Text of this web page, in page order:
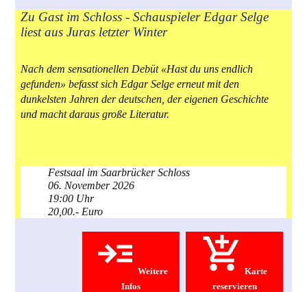
Zu Gast im Schloss - Schauspieler Edgar Selge
liest aus Juras letzter Winter
Nach dem sensationellen Debüt «Hast du uns endlich
gefunden» befasst sich Edgar Selge erneut mit den
dunkelsten Jahren der deutschen, der eigenen Geschichte
und macht daraus große Literatur.
Festsaal im Saarbrücker Schloss
06. November 2026
19:00 Uhr
20,00.- Euro
Karte
reservieren
Weitere
Infos